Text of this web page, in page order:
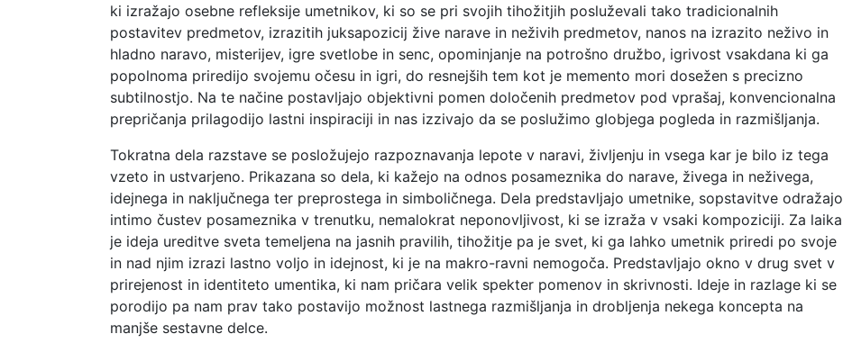
ki izražajo osebne refleksije umetnikov, ki so se pri svojih tihožitjih posluževali tako tradicionalnih
postavitev predmetov, izrazitih juksapozicij žive narave in neživih predmetov, nanos na izrazito neživo in
hladno naravo, misterijev, igre svetlobe in senc, opominjanje na potrošno družbo, igrivost vsakdana ki ga
popolnoma priredijo svojemu očesu in igri, do resnejših tem kot je memento mori dosežen s precizno
subtilnostjo. Na te načine postavljajo objektivni pomen določenih predmetov pod vprašaj, konvencionalna
prepričanja prilagodijo lastni inspiraciji in nas izzivajo da se poslužimo globjega pogleda in razmišljanja.
Tokratna dela razstave se posložujejo razpoznavanja lepote v naravi, življenju in vsega kar je bilo iz tega
vzeto in ustvarjeno. Prikazana so dela, ki kažejo na odnos posameznika do narave, živega in neživega,
idejnega in naključnega ter preprostega in simboličnega. Dela predstavljajo umetnike, sopstavitve odražajo
intimo čustev posameznika v trenutku, nemalokrat neponovljivost, ki se izraža v vsaki kompoziciji. Za laika
je ideja ureditve sveta temeljena na jasnih pravilih, tihožitje pa je svet, ki ga lahko umetnik priredi po svoje
in nad njim izrazi lastno voljo in idejnost, ki je na makro-ravni nemogoča. Predstavljajo okno v drug svet v
prirejenost in identiteto umentika, ki nam pričara velik spekter pomenov in skrivnosti. Ideje in razlage ki se
porodijo pa nam prav tako postavijo možnost lastnega razmišljanja in drobljenja nekega koncepta na
manjše sestavne delce.